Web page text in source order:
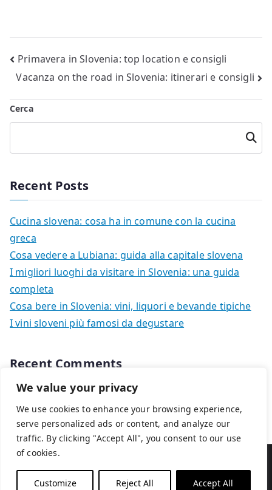
We value your privacy
We use cookies to enhance your browsing experience,
serve personalized ads or content, and analyze our
traffic. By clicking "Accept All", you consent to our use
of cookies.
Customize Reject All Accept All
Navigazione
articoli
Primavera in Slovenia: top location e consigli
Vacanza on the road in Slovenia: itinerari e consigli
Cerca
Cerca
Recent Posts
Cucina slovena: cosa ha in comune con la cucina
greca
Cosa vedere a Lubiana: guida alla capitale slovena
I migliori luoghi da visitare in Slovenia: una guida
completa
Cosa bere in Slovenia: vini, liquori e bevande tipiche
I vini sloveni più famosi da degustare
Recent Comments
Copyright © 2026
WordPress.
Cookie PolicyPrivacy Policy